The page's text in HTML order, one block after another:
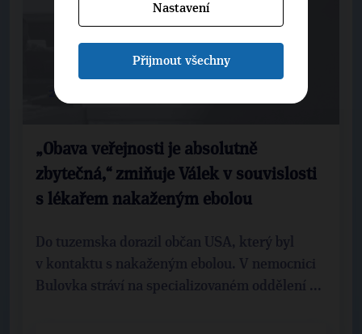
21. 5. 2026
„Obava veřejnosti je absolutně
zbytečná,“ zmiňuje Válek v souvislosti
s lékařem nakaženým ebolou
Do tuzemska dorazil občan USA, který byl
v kontaktu s nakaženým ebolou. V nemocnici
Bulovka stráví na specializovaném oddělení ...
Nastavení
Přijmout všechny